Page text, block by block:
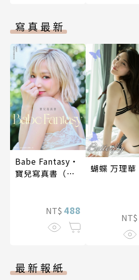
寫真最新
Babe Fantasy‧
寶兒寫真書（加
NT$ 488
蝴蝶 万理華
NT$
最新報紙